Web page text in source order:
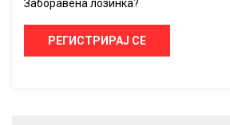
Заборавена лозинка?
РЕГИСТРИРАЈ СЕ